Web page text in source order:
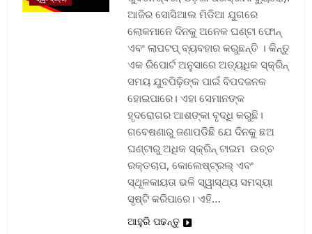
ଆଜିର ସୋସିଆଲ ମିଡିଆ ଯୁଗରେ
ଲୋକମାନେ ଦିନକୁ ଅନେକ ଘଣ୍ଟା ଫୋନ୍
ଏବଂ ଲାପଟପ୍ ବ୍ୟବହାର କରୁଛନ୍ତି । କିନ୍ତୁ
ଏକ ରିପୋର୍ଟ ଅନୁସାରେ ଅତ୍ୟଧିକ ସ୍କ୍ରିନ୍
ସମୟ ଯୁବପିଢ଼ିଙ୍କ ପାଇଁ ବିପଦଜନକ
ହୋଇପାରେ। ଏହା ସେମାନଙ୍କ
ହୃଦରୋଗର ଆଶଙ୍କା ବୃଦ୍ଧି କରୁଛି।
ଗବେଷଣାରୁ ଜଣାପଡିଛି ଯେ ଦିନକୁ ଛଅ
ଘଣ୍ଟାରୁ ଅଧିକ ସ୍କ୍ରିନ୍ ଟାଇମ ଉଚ୍ଚ
ରକ୍ତଚାପ, କୋଲେଷ୍ଟ୍ରଲ୍ ଏବଂ
ସ୍ଥୂଳକାୟତା ଭଳି ସ୍ୱାସ୍ଥ୍ୟ ସମସ୍ୟା
ସୃଷ୍ଟି କରିପାରେ। ଏହି…
ଆହୁରି ପଢନ୍ତୁ